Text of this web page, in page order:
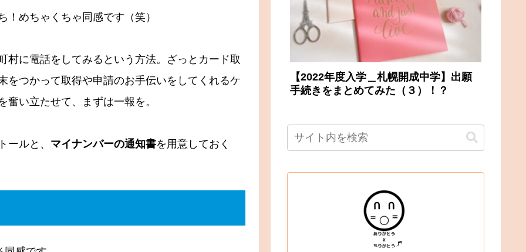
！めちゃくちゃ同感です（笑）
村に電話をしてみるという方法。ざっとカード取
をつかって取得や申請のお手伝いをしてくれるケ
い立たせて、まずは一報を。
ールと、 マイナンバーの通知書を用意しておく
【2022年度入学＿札幌開成中学】出願
手続きをまとめてみた（３）！？